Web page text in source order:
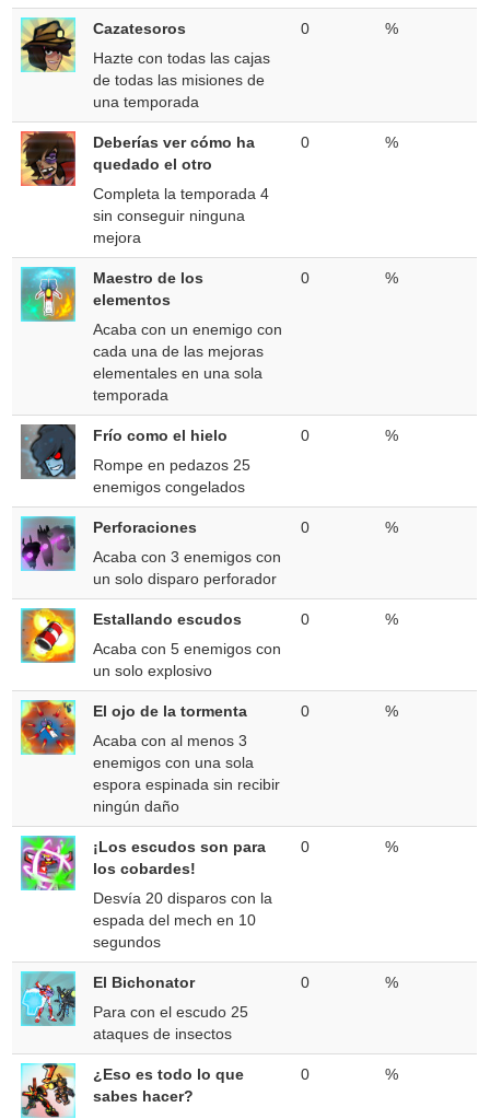
Cazatesoros
Hazte con todas las cajas
de todas las misiones de
una temporada
0 %
Deberías ver cómo ha
quedado el otro
Completa la temporada 4
sin conseguir ninguna
mejora
0 %
Maestro de los
elementos
Acaba con un enemigo con
cada una de las mejoras
elementales en una sola
temporada
0 %
Frío como el hielo
Rompe en pedazos 25
enemigos congelados
0 %
Perforaciones
Acaba con 3 enemigos con
un solo disparo perforador
0 %
Estallando escudos
Acaba con 5 enemigos con
un solo explosivo
0 %
El ojo de la tormenta
Acaba con al menos 3
enemigos con una sola
espora espinada sin recibir
ningún daño
0 %
¡Los escudos son para
los cobardes!
Desvía 20 disparos con la
espada del mech en 10
segundos
0 %
El Bichonator
Para con el escudo 25
ataques de insectos
0 %
¿Eso es todo lo que
sabes hacer?
0 %